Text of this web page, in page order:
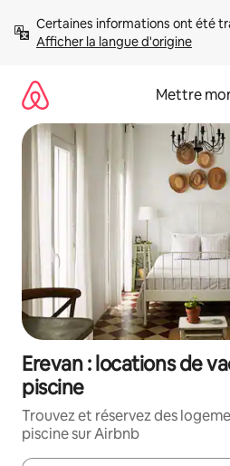
directement
Afficher la langue d'origine
Mettre
Erevan : locations de
piscine
Trouvez et réservez des
piscine sur Airbnb